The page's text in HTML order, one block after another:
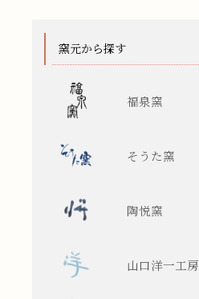
窯元から探す
福泉窯
そうた窯
陶悦窯
山口洋一工房